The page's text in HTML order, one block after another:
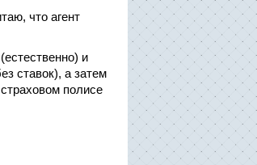
что агент
и
ставок), а затем
полисе